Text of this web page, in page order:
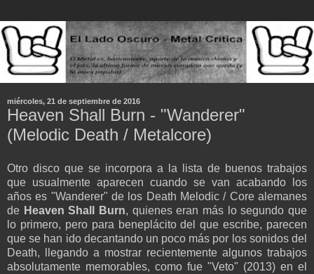
miércoles, 21 de septiembre de 2016
Heaven Shall Burn - "Wanderer"
(Melodic Death / Metalcore)
Otro disco que se incorpora a la lista de buenos trabajos
que usualmente aparecen cuando se van acabando los
años es "Wanderer" de los Death Melodic / Core alemanes
de Heaven Shall Burn, quienes eran más lo segundo que
lo primero, pero para beneplácito del que escribe, parecen
que se han ido decantando un poco más por los sonidos del
Death, llegando a mostrar recientemente algunos trabajos
absolutamente memorables, como fue "Veto" (2013) en el